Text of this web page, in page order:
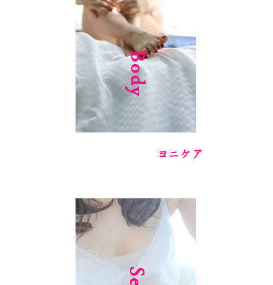
Body
​ヨニケア